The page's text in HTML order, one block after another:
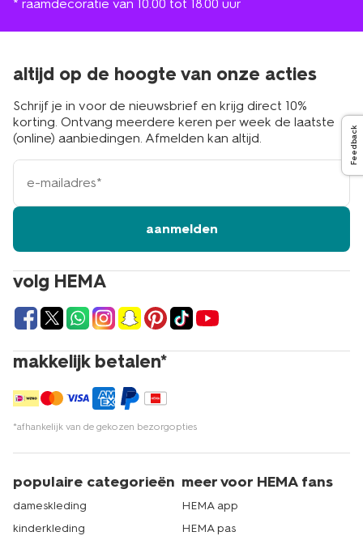
* raamdecoratie van 10.00 tot 18.00 uur
volg HEMA
makkelijk betalen*
*afhankelijk van de gekozen bezorgopties
altijd op de hoogte van onze acties
Schrijf je in voor de nieuwsbrief en krijg direct 10%
korting. Ontvang meerdere keren per week de laatste
(online) aanbiedingen. Afmelden kan altijd.
e-
mailadres
aanmelden
populaire categorieën
dameskleding
kinderkleding
meer voor HEMA fans
HEMA app
HEMA pas
Feedback